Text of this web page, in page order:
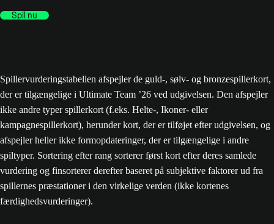
Spil nu
Spillervurderingstabellen afspejler de guld-, sølv- og bronzespillerkort,
der er tilgængelige i Ultimate Team ’26 ved udgivelsen. Den afspejler
ikke andre typer spillerkort (f.eks. Helte-, Ikoner- eller
kampagnespillerkort), herunder kort, der er tilføjet efter udgivelsen, og
afspejler heller ikke formopdateringer, der er tilgængelige i andre
spiltyper. Sortering efter rang sorterer først kort efter deres samlede
vurdering og finsorterer derefter baseret på subjektive faktorer ud fra
spillernes præstationer i den virkelige verden (ikke kortenes
færdighedsvurderinger).